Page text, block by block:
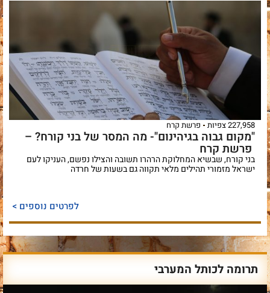
227,958 צפיות פרשת קרח
"מקום גבוה בגיהינום"- מה המסר של בני קורח? –
פרשת קרח
בני קורח, שבשיא המחלוקת הרהרו תשובה והצילו נפשם, העניקו לעם
ישראל מזמורי תהילים מלאי תקווה גם בשעות של חרדה
לפרטים נוספים >
תרומה לכותל המערבי